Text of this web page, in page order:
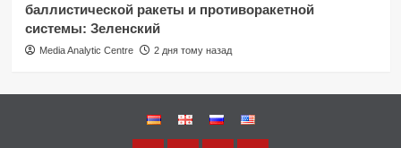
баллистической ракеты и противоракетной
системы: Зеленский
Media Analytic Centre 2 дня тому назад